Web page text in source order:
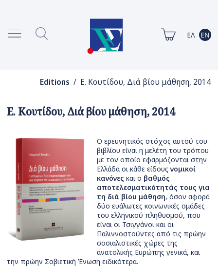
Editions / Ε. Κουτίδου, Διά βίου μάθηση, 2014
Ε. Κουτίδου, Διά βίου μάθηση, 2014
Ο ερευνητικός στόχος αυτού του
βιβλίου είναι η μελέτη του τρόπου
με τον οποίο εφαρμόζονται στην
Ελλάδα οι κάθε είδουςνομικοί
κανόνες και ο βαθμός
αποτελεσματικότητάς τους για
τη διά βίου μάθηση, όσον αφορά
δύο ευάλωτες κοινωνικές ομάδες
του ελληνικού πληθυσμού, που
είναι οι Τσιγγάνοι και οι
Παλιννοστούντες από τις πρώην
σοσιαλιστικές χώρες της
ανατολικής Ευρώπης γενικά, και
την πρώην Σοβιετική Ένωση ειδικότερα.